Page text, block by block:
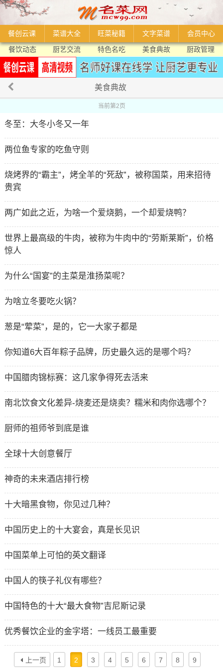
餐创云课 菜谱大全 旺菜秘籍 文字菜谱
会员中心
餐饮动态
厨艺交流 特色名吃 美食典故 厨政管理
美食典故
当前第2页
冬至：大冬小冬又一年
两位鱼专家的吃鱼守则
烧烤界的“霸主”，烤全羊的“死敌”，被称国菜，用来招待
贵宾
两广如此之近，为啥一个爱烧鹅，一个却爱烧鸭？
世界上最高级的牛肉，被称为牛肉中的“劳斯莱斯”，价格
惊人
为什么“国宴”的主菜是淮扬菜呢？
为啥立冬要吃火锅？
葱是“荤菜”，是的，它一大家子都是
你知道6大百年粽子品牌，历史最久远的是哪个吗？
中国腊肉锦标赛：这几家争得死去活来
南北饮食文化差异-烧麦还是烧卖？糯米和肉你选哪个？
厨师的祖师爷到底是谁
全球十大创意餐厅
神奇的未来酒店排行榜
十大暗黑食物，你见过几种？
中国历史上的十大宴会，真是长见识
中国菜单上可怕的英文翻译
中国人的筷子礼仪有哪些？
中国特色的十大“最大食物”吉尼斯记录
优秀餐饮企业的金字塔：一线员工最重要
上一页 1 2 3 4 5 6 7 8 9